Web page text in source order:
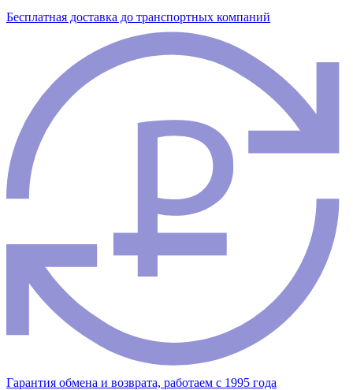
Бесплатная доставка до транспортных компаний
Гарантия обмена и возврата, работаем с 1995 года